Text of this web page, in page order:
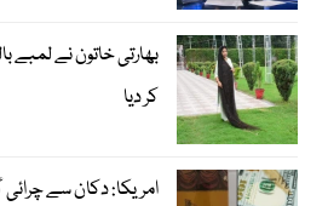
بھارتی خاتون نے لمبے
کر دیا